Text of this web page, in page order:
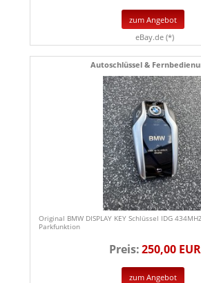
zum Angebot
eBay.de (*)
Autoschlüssel &
Original BMW DISPLAY KEY Schlüssel IDG
Parkfunktion
Preis:250,00 EUR
zum Angebot